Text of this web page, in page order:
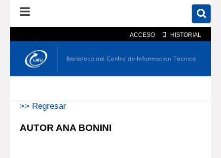
ACCESO HISTORIAL
En el catálogo En el sitio
>> Regresar
AUTOR ANA BONINI